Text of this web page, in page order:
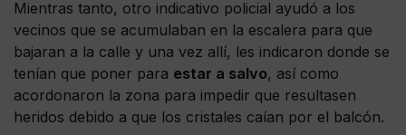
Mientras tanto, otro indicativo policial ayudó a los
vecinos que se acumulaban en la escalera para que
bajaran a la calle y una vez allí, les indicaron donde se
tenían que poner para estar a salvo, así como
acordonaron la zona para impedir que resultasen
heridos debido a que los cristales caían por el balcón.